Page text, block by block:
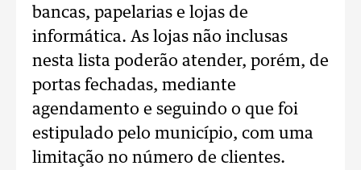
bancas, papelarias e lojas de
informática. As lojas não inclusas
nesta lista poderão atender, porém, de
portas fechadas, mediante
agendamento e seguindo o que foi
estipulado pelo município, com uma
limitação no número de clientes.